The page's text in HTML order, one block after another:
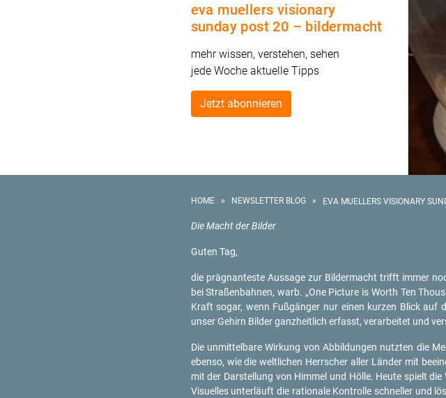
eva muellers visionary
sunday post 20 – bildermacht
mehr wissen, verstehen, sehen
jede Woche aktuelle Tipps
Jetzt abonnieren
HOME» NEWSLETTER BLOG» EVA MUELLERS VISIONARY
Die Macht der Bil­der
Guten Tag,
die prä­gnan­tes­te Aus­sa­ge zur Bil­der­macht trifft immer
bei Stra­ßen­bah­nen, warb. „One Pic­tu­re is Worth Ten
Kraft sogar, wenn Fuß­gän­ger nur einen kur­zen Blick auf
unser Ge­hirn Bil­der ganz­heit­lich er­fasst, ver­ar­bei­tet und
Die un­mit­tel­ba­re Wir­kung von Ab­bil­dun­gen nutz­ten die
eben­so, wie die welt­li­chen Herr­scher aller Län­der mit
mit der Dar­stel­lung von Him­mel und Hölle. Heute spielt
Vi­su­el­les un­ter­läuft die ra­tio­na­le Kon­trol­le schnel­ler und